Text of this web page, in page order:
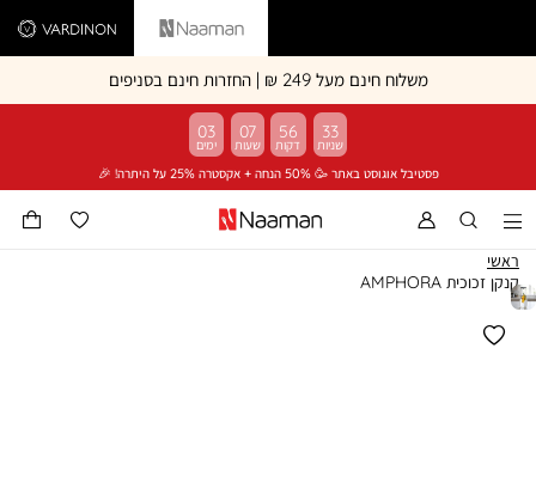
Vardinon Naaman
משלוח חינם מעל 249 ₪ | החזרות חינם בסניפים
פסטיבל אוגוסט באתר 🥳 50% הנחה + אקסטרה 25% על היתרה! 🎉
03 07 56 33
ראשי
קנקן זכוכית AMPHORA